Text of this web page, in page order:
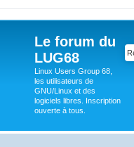
Le forum du
LUG68
Linux Users Group 68,
les utilisateurs de
GNU/Linux et des
logiciels libres. Inscription
ouverte à tous.